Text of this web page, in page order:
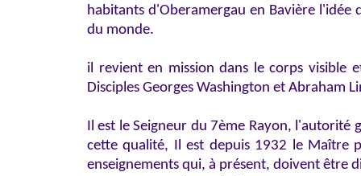
habitants d'Oberamergau en Bavière l'idée
du monde.
il revient en mission dans le corps visible
Disciples Georges Washington et Abraham
Il est le Seigneur du 7ème Rayon, l'autorité
cette qualité, Il est depuis 1932 le Maître
enseignements qui, à présent, doivent être